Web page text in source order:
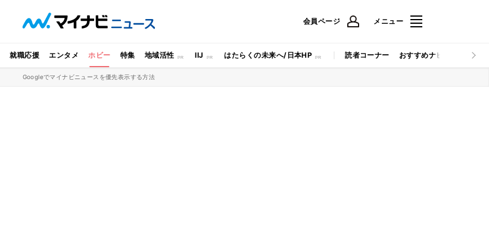
会員ページ メニュー
就職応援 エンタメ ホビー 特集 地域活性 IIJ はたらくの未来へ/日本HP 読者コーナー おすすめナビ マイナビ
Googleでマイナビニュースを優先表示する方法